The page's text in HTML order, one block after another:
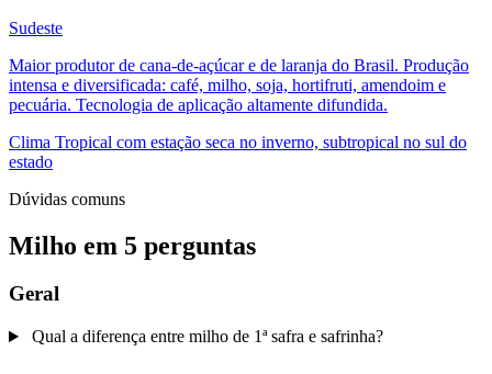
Sudeste
Maior produtor de cana-de-açúcar e de laranja do Brasil. Produção
intensa e diversificada: café, milho, soja, hortifruti, amendoim e
pecuária. Tecnologia de aplicação altamente difundida.
Clima Tropical com estação seca no inverno, subtropical no sul do
estado
Dúvidas comuns
Milho em 5 perguntas
Geral
Qual a diferença entre milho de 1ª safra e safrinha?